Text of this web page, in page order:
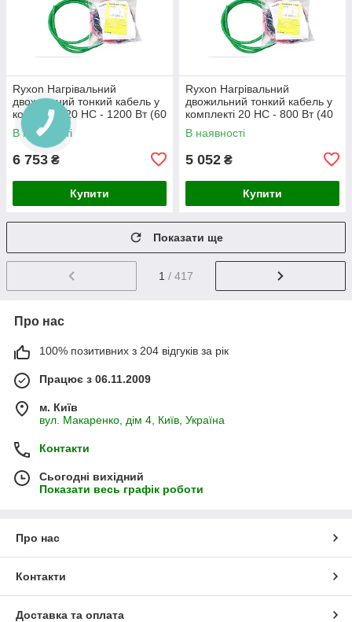
Ryxon Нагрівальний
двожильний тонкий кабель у
комплекті 20 HC - 1200 Вт (60
м)
В наявності
6 753 ₴
Купити
Ryxon Нагрівальний
двожильний тонкий кабель у
комплекті 20 HC - 800 Вт (40
м)
В наявності
5 052 ₴
Купити
Показати ще
1 / 417
Про нас
100% позитивних з 204 відгуків за рік
Працює з 06.11.2009
м. Київ
вул. Макаренко, дім 4, Київ, Україна
Контакти
Сьогодні вихідний
Показати весь графік роботи
Про нас
Контакти
Доставка та оплата